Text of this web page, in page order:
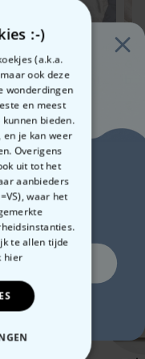
met gezicht
dingen
:-)
(a.k.a.
ook deze
wonderdingen
en meest
bieden.
en je kan weer
Overigens
uit tot het
aanbieders
waar het
te allen tijde
hier
korting